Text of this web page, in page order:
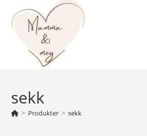
content
sekk
> Produkter > sekk